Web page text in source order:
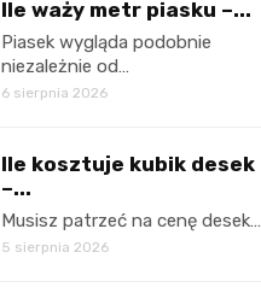
Ile waży metr piasku –...
Piasek wygląda podobnie
niezależnie od…
6 sierpnia 2026
Ile kosztuje kubik desek
–...
Musisz patrzeć na cenę desek…
5 sierpnia 2026